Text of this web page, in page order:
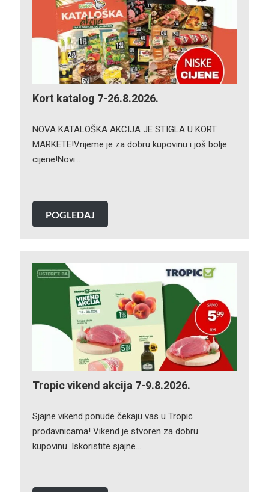
Kort katalog 7-26.8.2026.
NOVA KATALOŠKA AKCIJA JE STIGLA U KORT
MARKETE!Vrijeme je za dobru kupovinu i još bolje
cijene!Novi…
POGLEDAJ
Tropic vikend akcija 7-9.8.2026.
Sjajne vikend ponude čekaju vas u Tropic
prodavnicama! Vikend je stvoren za dobru
kupovinu. Iskoristite sjajne…